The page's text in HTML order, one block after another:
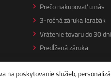
Prečo nakupovať u nás
3-ročná záruka Jarabák
Vrátenie tovaru do 30 dní
Predĺžená záruka
na poskytovanie služieb,